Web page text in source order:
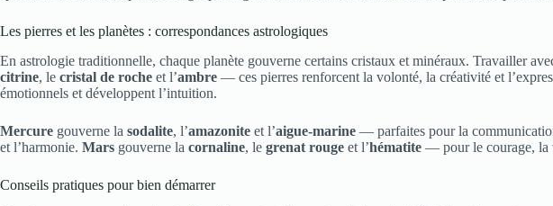
Les pierres et les planètes : correspondances astrologiques
En astrologie traditionnelle, chaque planète gouverne certains cristaux et minéraux. Travailler
citrine, le cristal de roche et l’ambre — ces pierres renforcent la volonté, la créativité et
émotionnels et développent l’intuition.
Mercure gouverne la sodalite, l’amazonite et l’aigue-marine — parfaites pour la
et l’harmonie. Mars gouverne la cornaline, le grenat rouge et l’hématite — pour le courage, la
Conseils pratiques pour bien démarrer